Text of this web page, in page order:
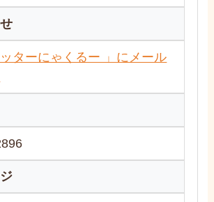
ッターにゃくるー 」にメール